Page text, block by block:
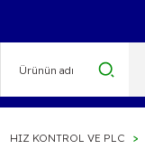
HIZ KONTROL VE PLC